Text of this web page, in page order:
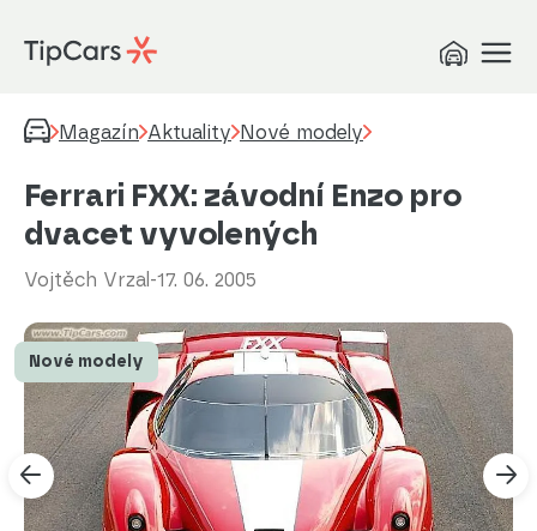
Magazín Aktuality Nové modely
Ferrari FXX: závodní Enzo pro
dvacet vyvolených
Vojtěch Vrzal -17. 06. 2005
Nové modely